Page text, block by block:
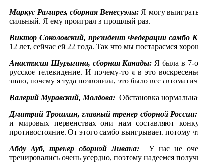
Маркус Рамирез, сборная Венесуэлы: Я могу
сильный. Я ему проиграл в прошлый раз.
Виктор Соколовский, президент Федерации самбо
12 лет, сейчас ей 22 года. Так что мы постараемся
Анастасия Шурыгина, сборная Канады: Я была в 7-
русское телевидение. И почему-то я в это
знаю, почему я туда позвонила, это было все
Валерий Муравский, Молдова: Обстановка
Дмитрий Трошкин, главный тренер сборной
и мировых первенствах они нам составляют
противостояние. От этого самбо выигрывает, потому
Абду Ауб, тренер сборной Ливана: У нас не
тренировались очень усердно, поэтому надеемся